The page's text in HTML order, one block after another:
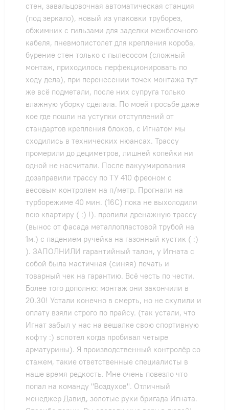
стен, завальцовочная автоматическая станция
(под зеркало), новый из упаковки труборез,
обжимник с гильзами для заделки межблочного
кабеля, пневмопистолет для крепления короба,
бурение стен только с пылесосом (сложный
монтаж, приходилось перфекционировать по
ходу дела), при перенесении точек монтажа тут
же всё подметали, после них супруга только
влажную уборку сделала. По моей просьбе даже
кое где пошли на уступки отступлений от
стандартов крепления блоков, с Игнатом мы
сходились в технических нюансах. Трассу
промерили до дециметров, лишней копейки ни
одной не насчитали. После вакуумирования
дозаправили трассу по ТУ 410 фреоном с
весовым контролем на п/метр. Прогнали на
турборежиме 40 мин. (16С) пока не выхолодили
всю квартиру ( :) !). пролили дренажную трассу
(вынос от фасада металлопластовой трубой на
1м.) с падением ручейка на газонный кустик ( :)
). ЗАПОЛНИЛИ гарантийный талон, у Игната с
собой была мастичная (синяя) печать и
товарный чек на гарантию. Всё честь по чести.
Более того дополню: монтаж они закончили в
20.30! Устали конечно в смерть, но не скулили и
оплату взяли строго по прайсу. (так устали, что
Игнат забыл у нас на вешалке свою спортивную
кофту :) вспотел когда пробивал четыре
арматурины). Я производственный контролёр со
стажем, такие ответственные специалисты в
наше время редкость. Мне очень повезло что
попал на команду "Воздухов". Отличный
менеджер Давид, золотые руки бригада Игната.